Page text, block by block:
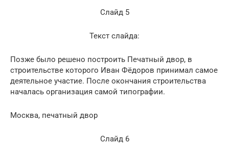
Слайд 5
Текст слайда:
Позже было решено построить Печатный двор, в
строительстве которого Иван Фёдоров принимал самое
деятельное участие. После окончания строительства
началась организация самой типографии.
Москва, печатный двор
Слайд 6